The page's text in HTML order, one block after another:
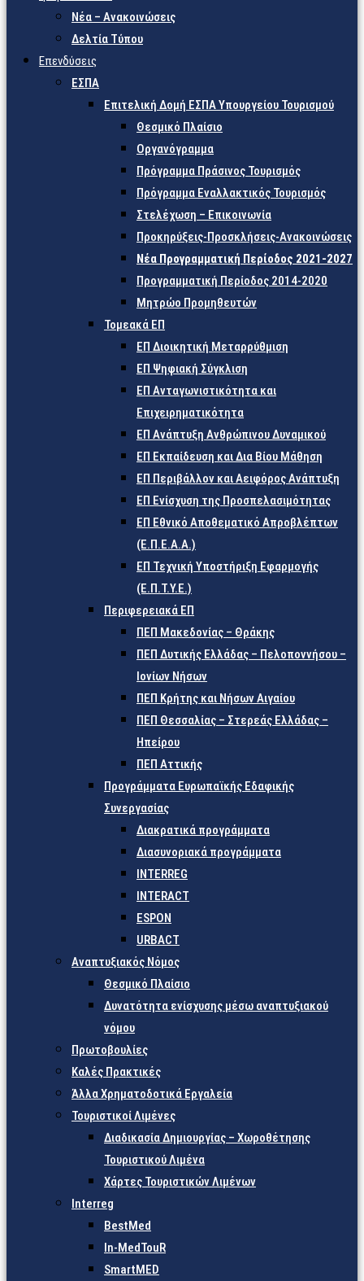
Νέα – Ανακοινώσεις
Δελτία Τύπου
Επενδύσεις
ΕΣΠΑ
Επιτελική Δομή ΕΣΠΑ Υπουργείου Τουρισμού
Θεσμικό Πλαίσιο
Οργανόγραμμα
Πρόγραμμα Πράσινος Τουρισμός
Πρόγραμμα Εναλλακτικός Τουρισμός
Στελέχωση – Επικοινωνία
Προκηρύξεις-Προσκλήσεις-Ανακοινώσεις
Νέα Προγραμματική Περίοδος 2021-2027
Προγραμματική Περίοδος 2014-2020
Μητρώο Προμηθευτών
Τομεακά ΕΠ
ΕΠ Διοικητική Μεταρρύθμιση
ΕΠ Ψηφιακή Σύγκλιση
ΕΠ Ανταγωνιστικότητα και
Επιχειρηματικότητα
ΕΠ Ανάπτυξη Ανθρώπινου Δυναμικού
ΕΠ Εκπαίδευση και Δια Βίου Μάθηση
ΕΠ Περιβάλλον και Αειφόρος Ανάπτυξη
ΕΠ Ενίσχυση της Προσπελασιμότητας
ΕΠ Εθνικό Αποθεματικό Απροβλέπτων
(Ε.Π.Ε.Α.Α.)
ΕΠ Τεχνική Υποστήριξη Εφαρμογής
(Ε.Π.Τ.Υ.Ε.)
Περιφερειακά ΕΠ
ΠΕΠ Μακεδονίας – Θράκης
ΠΕΠ Δυτικής Ελλάδας – Πελοποννήσου –
Ιονίων Νήσων
ΠΕΠ Κρήτης και Νήσων Αιγαίου
ΠΕΠ Θεσσαλίας – Στερεάς Ελλάδας –
Ηπείρου
ΠΕΠ Αττικής
Προγράμματα Ευρωπαϊκής Εδαφικής
Συνεργασίας
Διακρατικά προγράμματα
Διασυνοριακά προγράμματα
INTERREG
INTERACT
ESPON
URBACT
Αναπτυξιακός Νόμος
Θεσμικό Πλαίσιο
Δυνατότητα ενίσχυσης μέσω αναπτυξιακού
νόμου
Πρωτοβουλίες
Καλές Πρακτικές
Άλλα Χρηματοδοτικά Εργαλεία
Τουριστικοί Λιμένες
Διαδικασία Δημιουργίας – Χωροθέτησης
Τουριστικού Λιμένα
Χάρτες Τουριστικών Λιμένων
Interreg
BestMed
In-MedTouR
SmartMED